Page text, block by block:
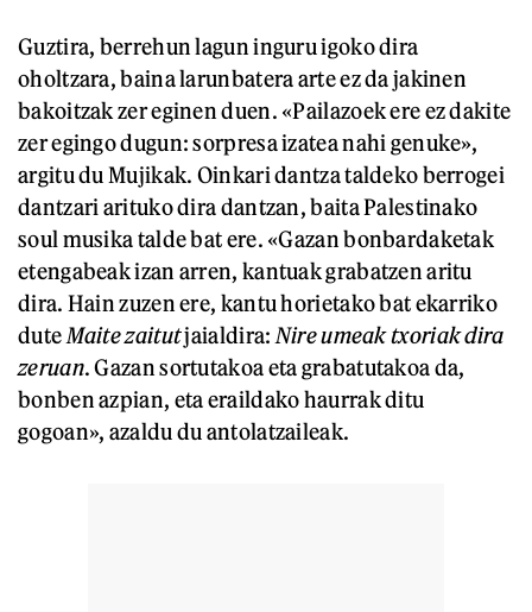
Guztira, berrehun lagun inguru igoko dira
oholtzara, baina larunbatera arte ez da jakinen
bakoitzak zer eginen duen. «Pailazoek ere ez dakite
zer egingo dugun: sorpresa izatea nahi genuke»,
argitu du Mujikak. Oinkari dantza taldeko berrogei
dantzari arituko dira dantzan, baita Palestinako
soul musika talde bat ere. «Gazan bonbardaketak
etengabeak izan arren, kantuak grabatzen aritu
dira. Hain zuzen ere, kantu horietako bat ekarriko
dute Maite zaitutjaialdira: Nire umeak txoriak dira
zeruan. Gazan sortutakoa eta grabatutakoa da,
bonben azpian, eta eraildako haurrak ditu
gogoan», azaldu du antolatzaileak.